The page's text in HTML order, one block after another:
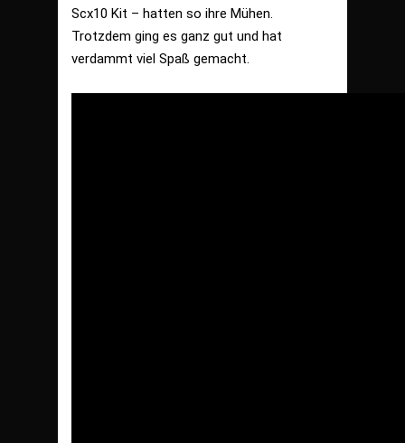
Scx10 Kit – hatten so ihre Mühen.
Trotzdem ging es ganz gut und hat
verdammt viel Spaß gemacht.